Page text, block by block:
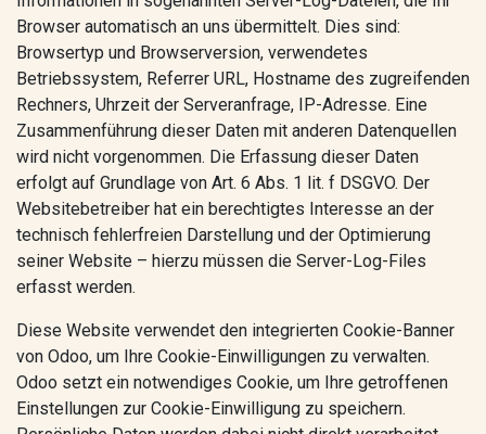
Browser automatisch an uns übermittelt. Dies sind:
Browsertyp und Browserversion, verwendetes
Betriebssystem, Referrer URL, Hostname des zugreifenden
Rechners, Uhrzeit der Serveranfrage, IP-Adresse. Eine
Zusammenführung dieser Daten mit anderen Datenquellen
wird nicht vorgenommen. Die Erfassung dieser Daten
erfolgt auf Grundlage von Art. 6 Abs. 1 lit. f DSGVO. Der
Websitebetreiber hat ein berechtigtes Interesse an der
technisch fehlerfreien Darstellung und der Optimierung
seiner Website – hierzu müssen die Server-Log-Files
erfasst werden.
Diese Website verwendet den integrierten Cookie-Banner
von Odoo, um Ihre Cookie-Einwilligungen zu verwalten.
Odoo setzt ein notwendiges Cookie, um Ihre getroffenen
Einstellungen zur Cookie-Einwilligung zu speichern.